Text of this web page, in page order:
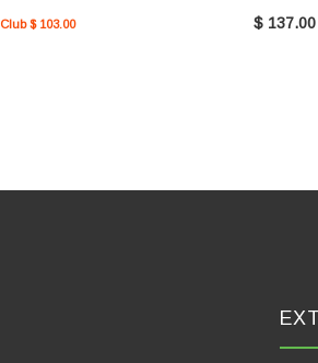
Club $ 103.00
$ 137.00